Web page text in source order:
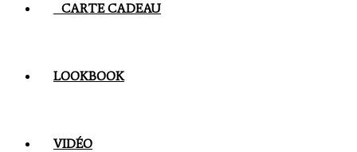
CARTE CADEAU
LOOKBOOK
VIDÉO